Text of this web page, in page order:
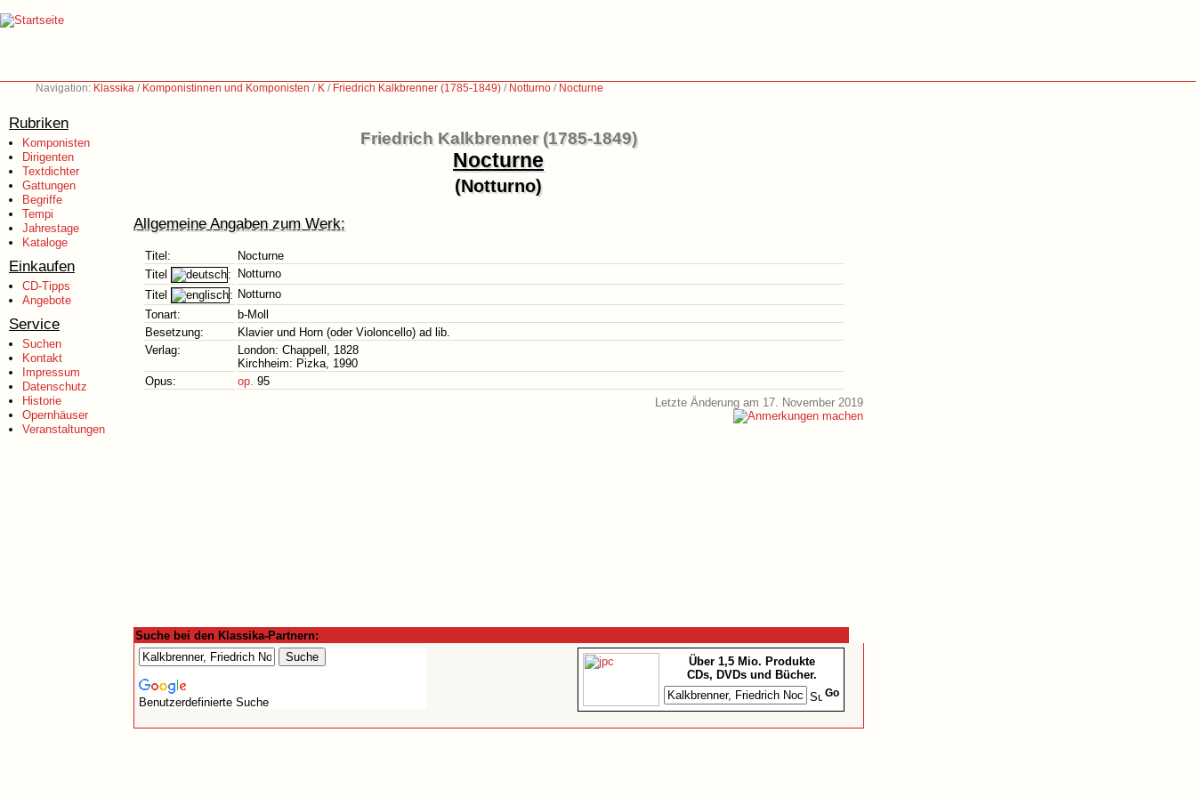
Navigation: Klassika / Komponistinnen und Komponisten / K / Friedrich Kalkbrenner (1785-1849) / Notturno / Nocturne
Rubriken
Komponisten
Dirigenten
Textdichter
Gattungen
Begriffe
Tempi
Jahrestage
Kataloge
Einkaufen
CD-Tipps
Angebote
Service
Suchen
Kontakt
Impressum
Datenschutz
Historie
Opernhäuser
Veranstaltungen
Friedrich Kalkbrenner (1785-1849)
Nocturne
(Notturno)
Allgemeine Angaben zum Werk:
Titel:
Nocturne
Titel
:
Notturno
Titel
: Notturno
Tonart:
b-Moll
Besetzung:
Klavier und Horn (oder Violoncello) ad lib.
Verlag:
London: Chappell, 1828
Kirchheim: Pizka, 1990
Opus:
op. 95
Letzte Änderung am 17. November 2019
Suche bei den Klassika-Partnern:
Benutzerdefinierte Suche
Über 1,5 Mio. Produkte
CDs, DVDs und Bücher.
Go